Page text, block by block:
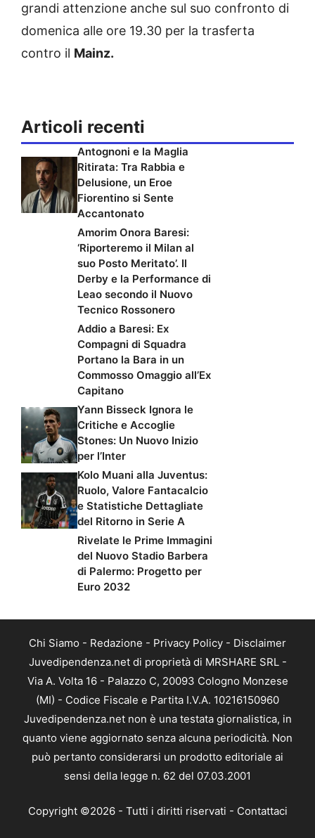
grandi attenzione anche sul suo confronto di
domenica alle ore 19.30 per la trasferta
contro il Mainz.
Articoli recenti
Antognoni e la Maglia
Ritirata: Tra Rabbia e
Delusione, un Eroe
Fiorentino si Sente
Accantonato
Amorim Onora Baresi:
‘Riporteremo il Milan al
suo Posto Meritato’. Il
Derby e la Performance di
Leao secondo il Nuovo
Tecnico Rossonero
Addio a Baresi: Ex
Compagni di Squadra
Portano la Bara in un
Commosso Omaggio all’Ex
Capitano
Yann Bisseck Ignora le
Critiche e Accoglie
Stones: Un Nuovo Inizio
per l’Inter
Kolo Muani alla Juventus:
Ruolo, Valore Fantacalcio
e Statistiche Dettagliate
del Ritorno in Serie A
Rivelate le Prime Immagini
del Nuovo Stadio Barbera
di Palermo: Progetto per
Euro 2032
Chi Siamo - Redazione - Privacy Policy - Disclaimer
Juvedipendenza.net di proprietà di MRSHARE SRL -
Via A. Volta 16 - Palazzo C, 20093 Cologno Monzese
(MI) - Codice Fiscale e Partita I.V.A. 10216150960
Juvedipendenza.net non è una testata giornalistica, in
quanto viene aggiornato senza alcuna periodicità. Non
può pertanto considerarsi un prodotto editoriale ai
sensi della legge n. 62 del 07.03.2001
Copyright ©2026 - Tutti i diritti riservati - Contattaci